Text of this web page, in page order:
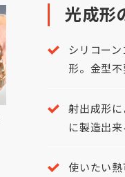
光成形
シリコー
形。金型
射出成形
に製造出
使いたい